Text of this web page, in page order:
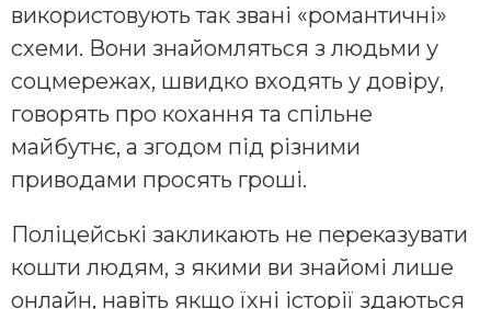
використовують так звані «романтичні»
схеми. Вони знайомляться з людьми у
соцмережах, швидко входять у довіру,
говорять про кохання та спільне
майбутнє, а згодом під різними
приводами просять гроші.
Поліцейські закликають не переказувати
кошти людям, з якими ви знайомі лише
онлайн, навіть якщо їхні історії здаються